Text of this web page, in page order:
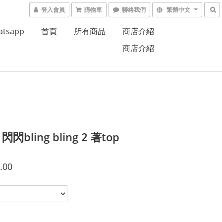
登入會員 購物車 聯絡我們 繁體中文
首頁 所有商品
商店介紹
商店介紹
閃bling bling 2 著top